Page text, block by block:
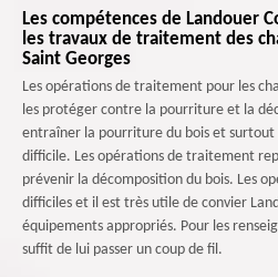
Les compétences de Landouer
les travaux de traitement des
Saint Georges
Les opérations de traitement pour les
les protéger contre la pourriture et la
entraîner la pourriture du bois et surtout
difficile. Les opérations de traitement
prévenir la décomposition du bois. Les
difficiles et il est très utile de convier
équipements appropriés. Pour les
suffit de lui passer un coup de fil.